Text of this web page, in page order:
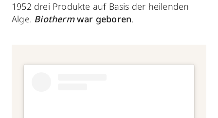
1952 drei Produkte auf Basis der heilenden
Alge. Biothermwar geboren.